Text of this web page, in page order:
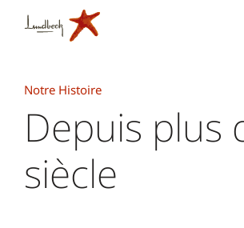
Notre Histoire
Depuis plus
siècle